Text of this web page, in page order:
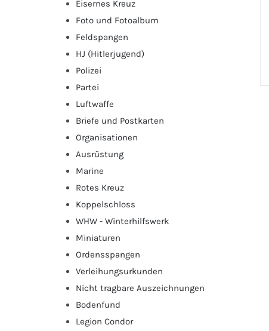
Eisernes Kreuz
Foto und Fotoalbum
Feldspangen
HJ (Hitlerjugend)
Polizei
Partei
Luftwaffe
Briefe und Postkarten
Organisationen
Ausrüstung
Marine
Rotes Kreuz
Koppelschloss
WHW - Winterhilfswerk
Miniaturen
Ordensspangen
Verleihungsurkunden
Nicht tragbare Auszeichnungen
Bodenfund
Legion Condor